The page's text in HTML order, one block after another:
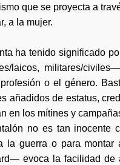
que se proyecta a
a la mujer.
ha tenido significado
laicos, militares/
o el género.
añadidos de estatus,
en los mítines y
no es tan inocente
la guerra o para
evoca la facilidad de